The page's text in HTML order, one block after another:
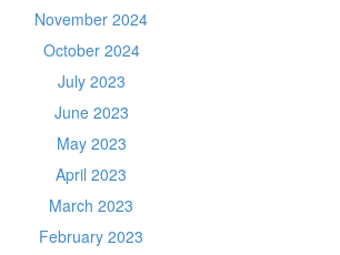
November 2024
October 2024
July 2023
June 2023
May 2023
April 2023
March 2023
February 2023